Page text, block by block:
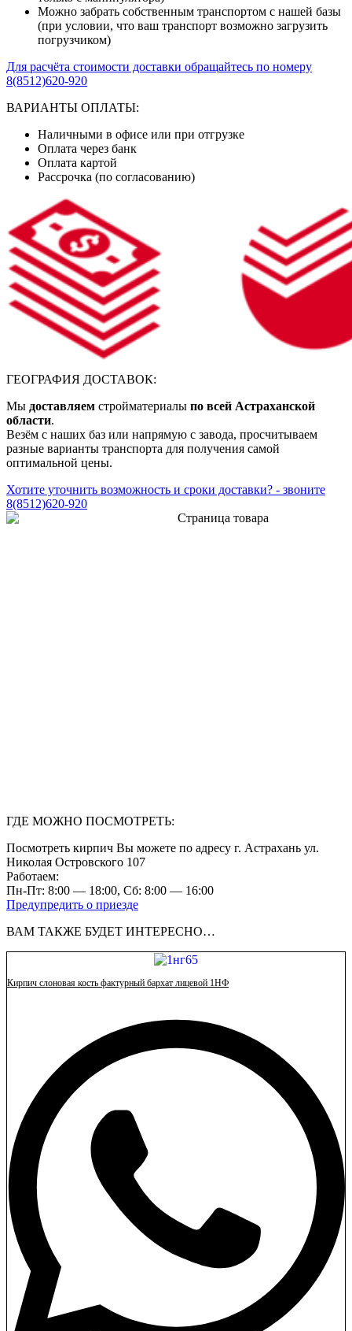
Можно забрать собственным транспортом с нашей базы
(при условии, что ваш транспорт возможно загрузить
погрузчиком)
Для расчёта стоимости доставки обращайтесь по номеру
8(8512)620-920
ВАРИАНТЫ ОПЛАТЫ:
Наличными в офисе или при отгрузке
Оплата через банк
Оплата картой
Рассрочка (по согласованию)
ГЕОГРАФИЯ ДОСТАВОК:
Мы доставляем стройматериалы по всей Астраханской
области.
Везём с наших баз или напрямую с завода, просчитываем
разные варианты транспорта для получения самой
оптимальной цены.
Хотите уточнить возможность и сроки доставки? - звоните
8(8512)620-920
ГДЕ МОЖНО ПОСМОТРЕТЬ:
Посмотреть кирпич Вы можете по адресу г. Астрахань ул.
Николая Островского 107
Работаем:
Пн-Пт: 8:00 — 18:00, Сб: 8:00 — 16:00
Предупредить о приезде
ВАМ ТАКЖЕ БУДЕТ ИНТЕРЕСНО…
Кирпич слоновая кость фактурный бархат лицевой 1НФ